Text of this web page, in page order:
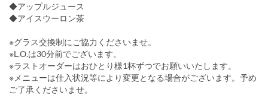
◆アップルジュース
◆アイスウーロン茶
※グラス交換制にご協力くださいませ。
※L.O.は30分前でございます。
※ラストオーダーはおひとり様1杯ずつでお願いいたします。
※メニューは仕入状況等により変更となる場合がございます。予め
ご了承くださいませ。